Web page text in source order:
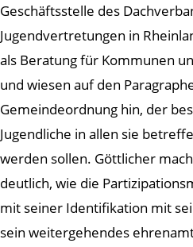
Geschäftsstelle des
Jugendvertretungen in
als Beratung für Kommunen
und wiesen auf den
Gemeindeordnung hin, der
Jugendliche in allen sie
werden sollen. Göttlicher
deutlich, wie die
mit seiner Identifikation mit
sein weitergehendes